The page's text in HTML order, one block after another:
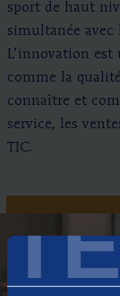
sport de haut
simultanée avec
L’innovation
comme la
connaître et
service, les
TIC.